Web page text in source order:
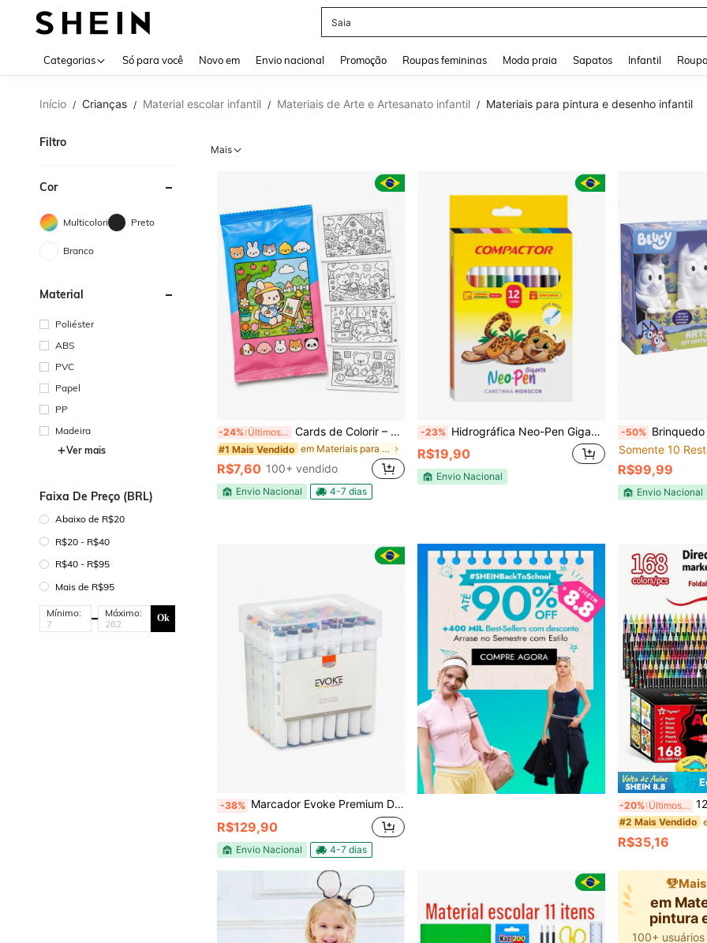
Calça Jeans Feminina
Categorias Só para você Novo em Envio nacional Promoção Roupas femininas Moda praia Sapatos Infantil
Início / Crianças / Material escolar infantil / Materiais de Arte e Artesanato infantil / Materiais para pintura e desenho infantil
Filtro
Cor
Multicolorido Preto
Branco
Material
Poliéster
ABS
PVC
Papel
PP
Madeira
Ver mais
Faixa De Preço (BRL)
Abaixo de R$20
R$20 - R$40
R$40 - R$95
Mais de R$95
Mínimo: Máximo: Ok
Mais
-24% Últimos 3 dias Cards de Colorir – Pacote Com 4 Cards Exclusivos
#1 Mais Vendido em Materiais para pintura e desenho infantil
R$7,60 100+ vendido
Envio Nacional 4-7 dias
-23% Hidrográfica Neo-Pen Gigante C/12 Cores
R$19,90
Envio Nacional
-50% Brinquedo Arts Kit Pintura Pintar
Somente 10
R$99,99
Envio Nacional
-38% Marcador Evoke Premium Dupla Ponta Base Álcool Estojo 48 Cores
R$129,90
Envio Nacional 4-7 dias
-20% Últimos 3 dias 12/24/48/60/72/
#2 Mais Vendido
R$35,16
em
pintura